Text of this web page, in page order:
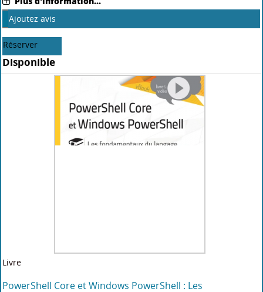
Réserver
PowerPoint : versions 2019 et Office 365